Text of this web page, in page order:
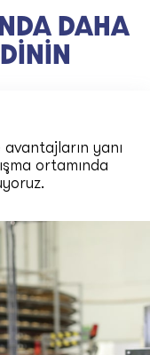
DAHA
yanı
ortamında